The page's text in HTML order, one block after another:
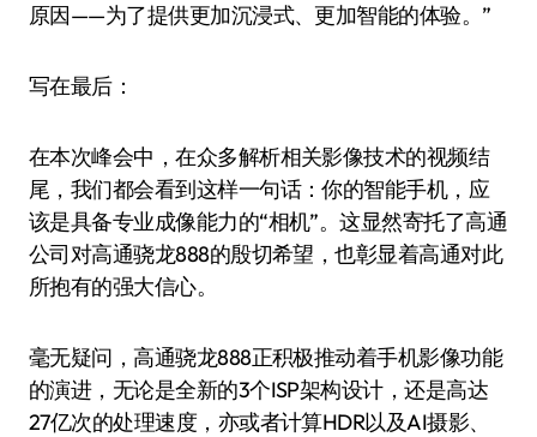
原因——为了提供更加沉浸式、更加智能的体验。”
写在最后：
在本次峰会中，在众多解析相关影像技术的视频结
尾，我们都会看到这样一句话：你的智能手机，应
该是具备专业成像能力的“相机”。这显然寄托了高通
公司对高通骁龙888的殷切希望，也彰显着高通对此
所抱有的强大信心。
毫无疑问，高通骁龙888正积极推动着手机影像功能
的演进，无论是全新的3个ISP架构设计，还是高达
27亿次的处理速度，亦或者计算HDR以及AI摄影、